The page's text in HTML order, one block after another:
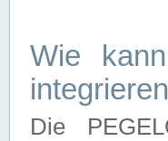
Wie
Die